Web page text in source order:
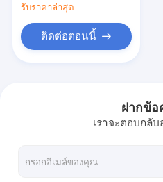
ทัวร์โรงงาน
รับราคาล่าสุด
ติดต่อตอนนี้
ฝากข้อ
เราจะตอบกลับ